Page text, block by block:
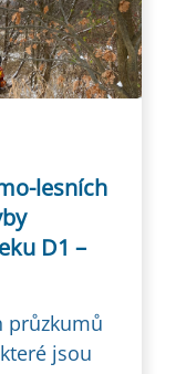
lesních
D1 –
průzkumů
jsou